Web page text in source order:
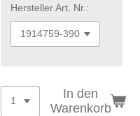
Hersteller Art. Nr.:
In den
Warenkorb